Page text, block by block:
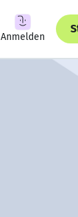
Anmelden